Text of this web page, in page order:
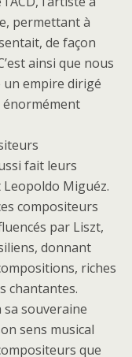
permettant à
de façon
ainsi que nous
un empire dirigé
énormément
fait leurs
Miguéz.
compositeurs
par Liszt,
donnant
riches
chantantes.
souveraine
sens musical
que